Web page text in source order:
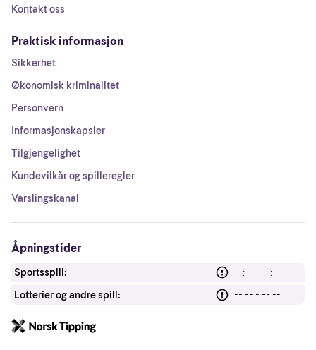
Kontakt oss
Praktisk informasjon
Sikkerhet
Økonomisk kriminalitet
Personvern
Informasjonskapsler
Tilgjengelighet
Kundevilkår og spilleregler
Varslingskanal
Åpningstider
Sportsspill:
--:-- - --:--
Lotterier og andre spill:
--:-- - --:--